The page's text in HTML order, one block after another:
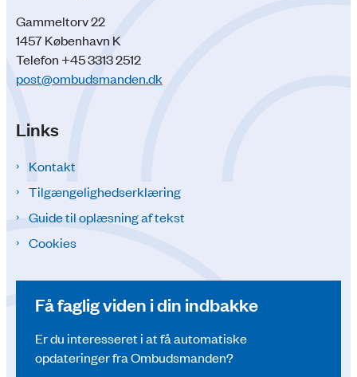
Gammeltorv 22
1457 København K
Telefon +45 3313 2512
post@ombudsmanden.dk
Links
Kontakt
Tilgængelighedserklæring
Guide til oplæsning af tekst
Cookies
Få faglig viden i din indbakke
Er du interesseret i at få automatiske
opdateringer fra Ombudsmanden?